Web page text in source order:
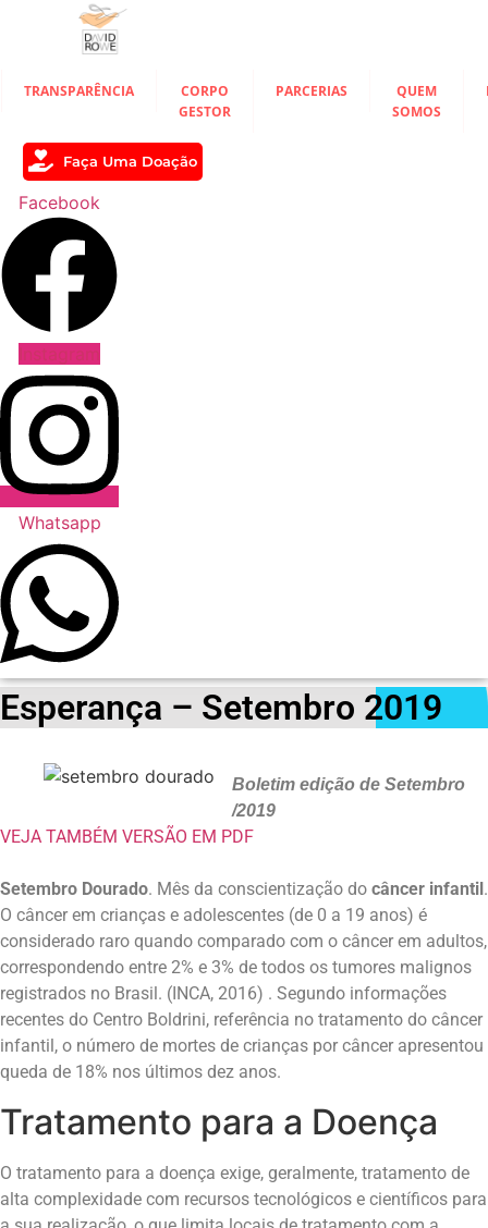
conteúdo
TRANSPARÊNCIA
CORPO
GESTOR
PARCERIAS
QUEM
SOMOS
Faça Uma Doação
Facebook
Whatsapp
Esperança – Setembro 2019
Boletim edição de Setembro
/2019
VEJA TAMBÉM VERSÃO EM PDF
Setembro Dourado. Mês da conscientização do câncer infantil .
O câncer em crianças e adolescentes (de 0 a 19 anos) é
considerado raro quando comparado com o câncer em adultos,
correspondendo entre 2% e 3% de todos os tumores malignos
registrados no Brasil. (INCA, 2016) . Segundo informações
recentes do Centro Boldrini, referência no tratamento do câncer
infantil, o número de mortes de crianças por câncer apresentou
queda de 18% nos últimos dez anos.
Tratamento para a Doença
O tratamento para a doença exige, geralmente, tratamento de
alta complexidade com recursos tecnológicos e científicos para